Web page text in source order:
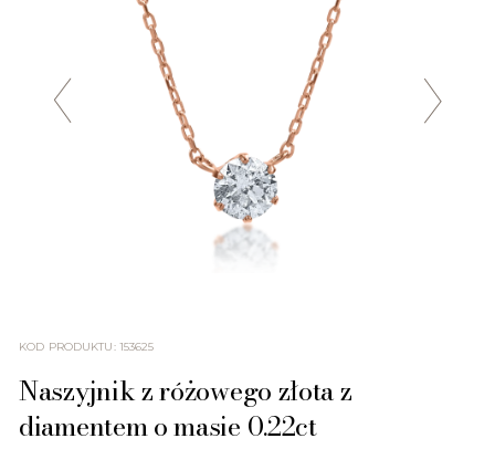
KOD PRODUKTU: 153625
Naszyjnik z różowego złota z
diamentem o masie 0.22ct